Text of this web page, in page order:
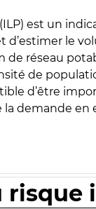
est un
d’estimer le
de réseau
de
d’être
demande en
risque